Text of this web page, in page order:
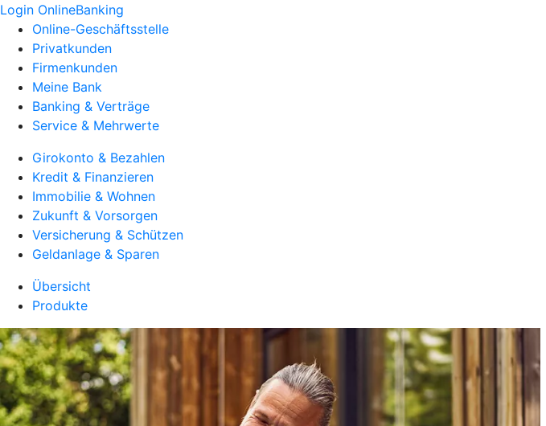
Login OnlineBanking
Online-Geschäftsstelle
Privatkunden
Firmenkunden
Meine Bank
Banking & Verträge
Service & Mehrwerte
Girokonto & Bezahlen
Kredit & Finanzieren
Immobilie & Wohnen
Zukunft & Vorsorgen
Versicherung & Schützen
Geldanlage & Sparen
Übersicht
Produkte